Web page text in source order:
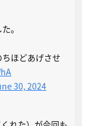
。
ほどあげさせ
30, 2024